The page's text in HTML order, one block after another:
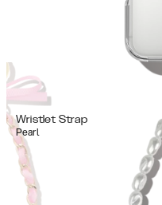
Wristlet Strap
Pearl